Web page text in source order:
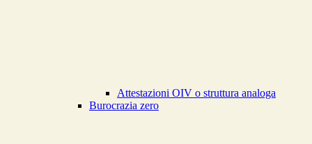
Attestazioni OIV o struttura analoga
Burocrazia zero